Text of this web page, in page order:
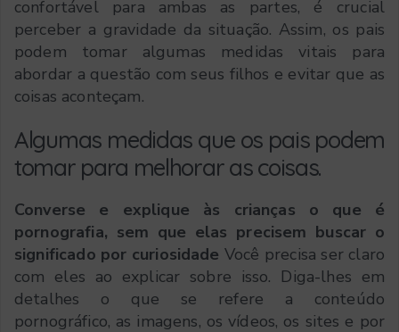
confortável para ambas as partes, é crucial
perceber a gravidade da situação. Assim, os pais
podem tomar algumas medidas vitais para
abordar a questão com seus filhos e evitar que as
coisas aconteçam.
Algumas medidas que os pais podem
tomar para melhorar as coisas.
Converse e explique às crianças o que é
pornografia, sem que elas precisem buscar o
significado por curiosidade Você precisa ser claro
com eles ao explicar sobre isso. Diga-lhes em
detalhes o que se refere a conteúdo
pornográfico, as imagens, os vídeos, os sites e por